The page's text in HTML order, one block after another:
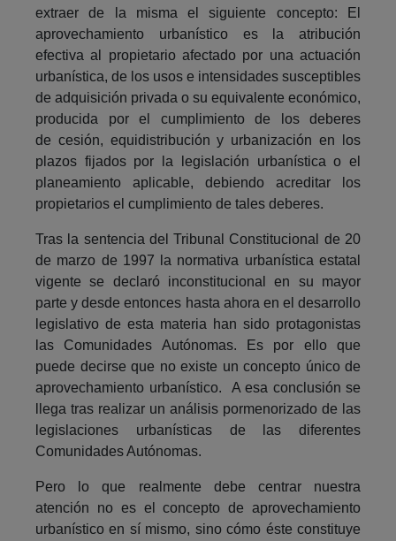
extraer de la misma el siguiente concepto: El
aprovechamiento urbanístico es la atribución
efectiva al propietario afectado por una actuación
urbanística, de los usos e intensidades susceptibles
de adquisición privada o su equivalente económico,
producida por el cumplimiento de los deberes
de cesión, equidistribución y urbanización en los
plazos fijados por la legislación urbanística o el
planeamiento aplicable, debiendo acreditar los
propietarios el cumplimiento de tales deberes.
Tras la sentencia del Tribunal Constitucional de 20
de marzo de 1997 la normativa urbanística estatal
vigente se declaró inconstitucional en su mayor
parte y desde entonces hasta ahora en el desarrollo
legislativo de esta materia han sido protagonistas
las Comunidades Autónomas. Es por ello que
puede decirse que no existe un concepto único de
aprovechamiento urbanístico. A esa conclusión se
llega tras realizar un análisis pormenorizado de las
legislaciones urbanísticas de las diferentes
Comunidades Autónomas.
Pero lo que realmente debe centrar nuestra
atención no es el concepto de aprovechamiento
urbanístico en sí mismo, sino cómo éste constituye